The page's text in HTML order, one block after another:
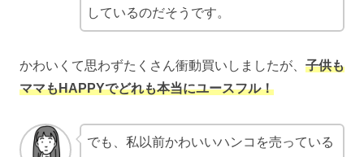
しているのだそうです。
かわいくて思わずたくさん衝動買いしましたが、 子供も
ママもHAPPYでどれも本当にユースフル！
でも、私以前かわいいハンコを売っている